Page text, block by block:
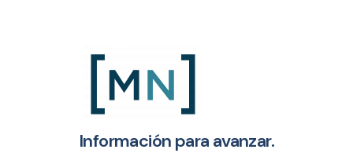
Información para avanzar.